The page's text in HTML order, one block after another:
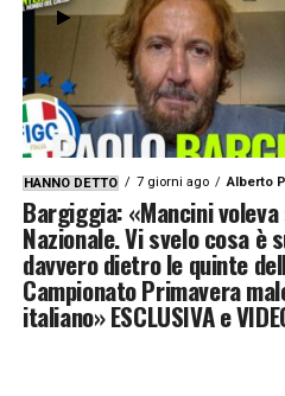
HANNO DETTO 7 giorni ago Alberto
Bargiggia: «Mancini
Nazionale. Vi svelo cosa è
davvero dietro le quinte
Campionato Primavera
italiano» ESCLUSIVA e